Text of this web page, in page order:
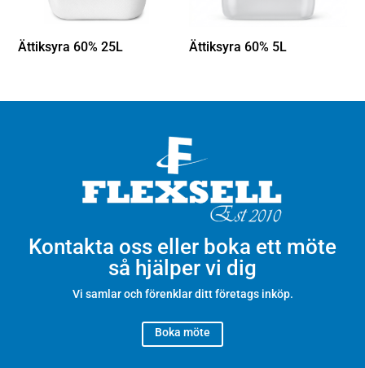
Ättiksyra 60% 25L Ättiksyra 60% 5L
Kontakta oss eller boka ett möte
så hjälper vi dig
Vi samlar och förenklar ditt företags inköp.
Boka möte